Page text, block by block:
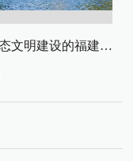
数字生态文明建设的福建路径与启示